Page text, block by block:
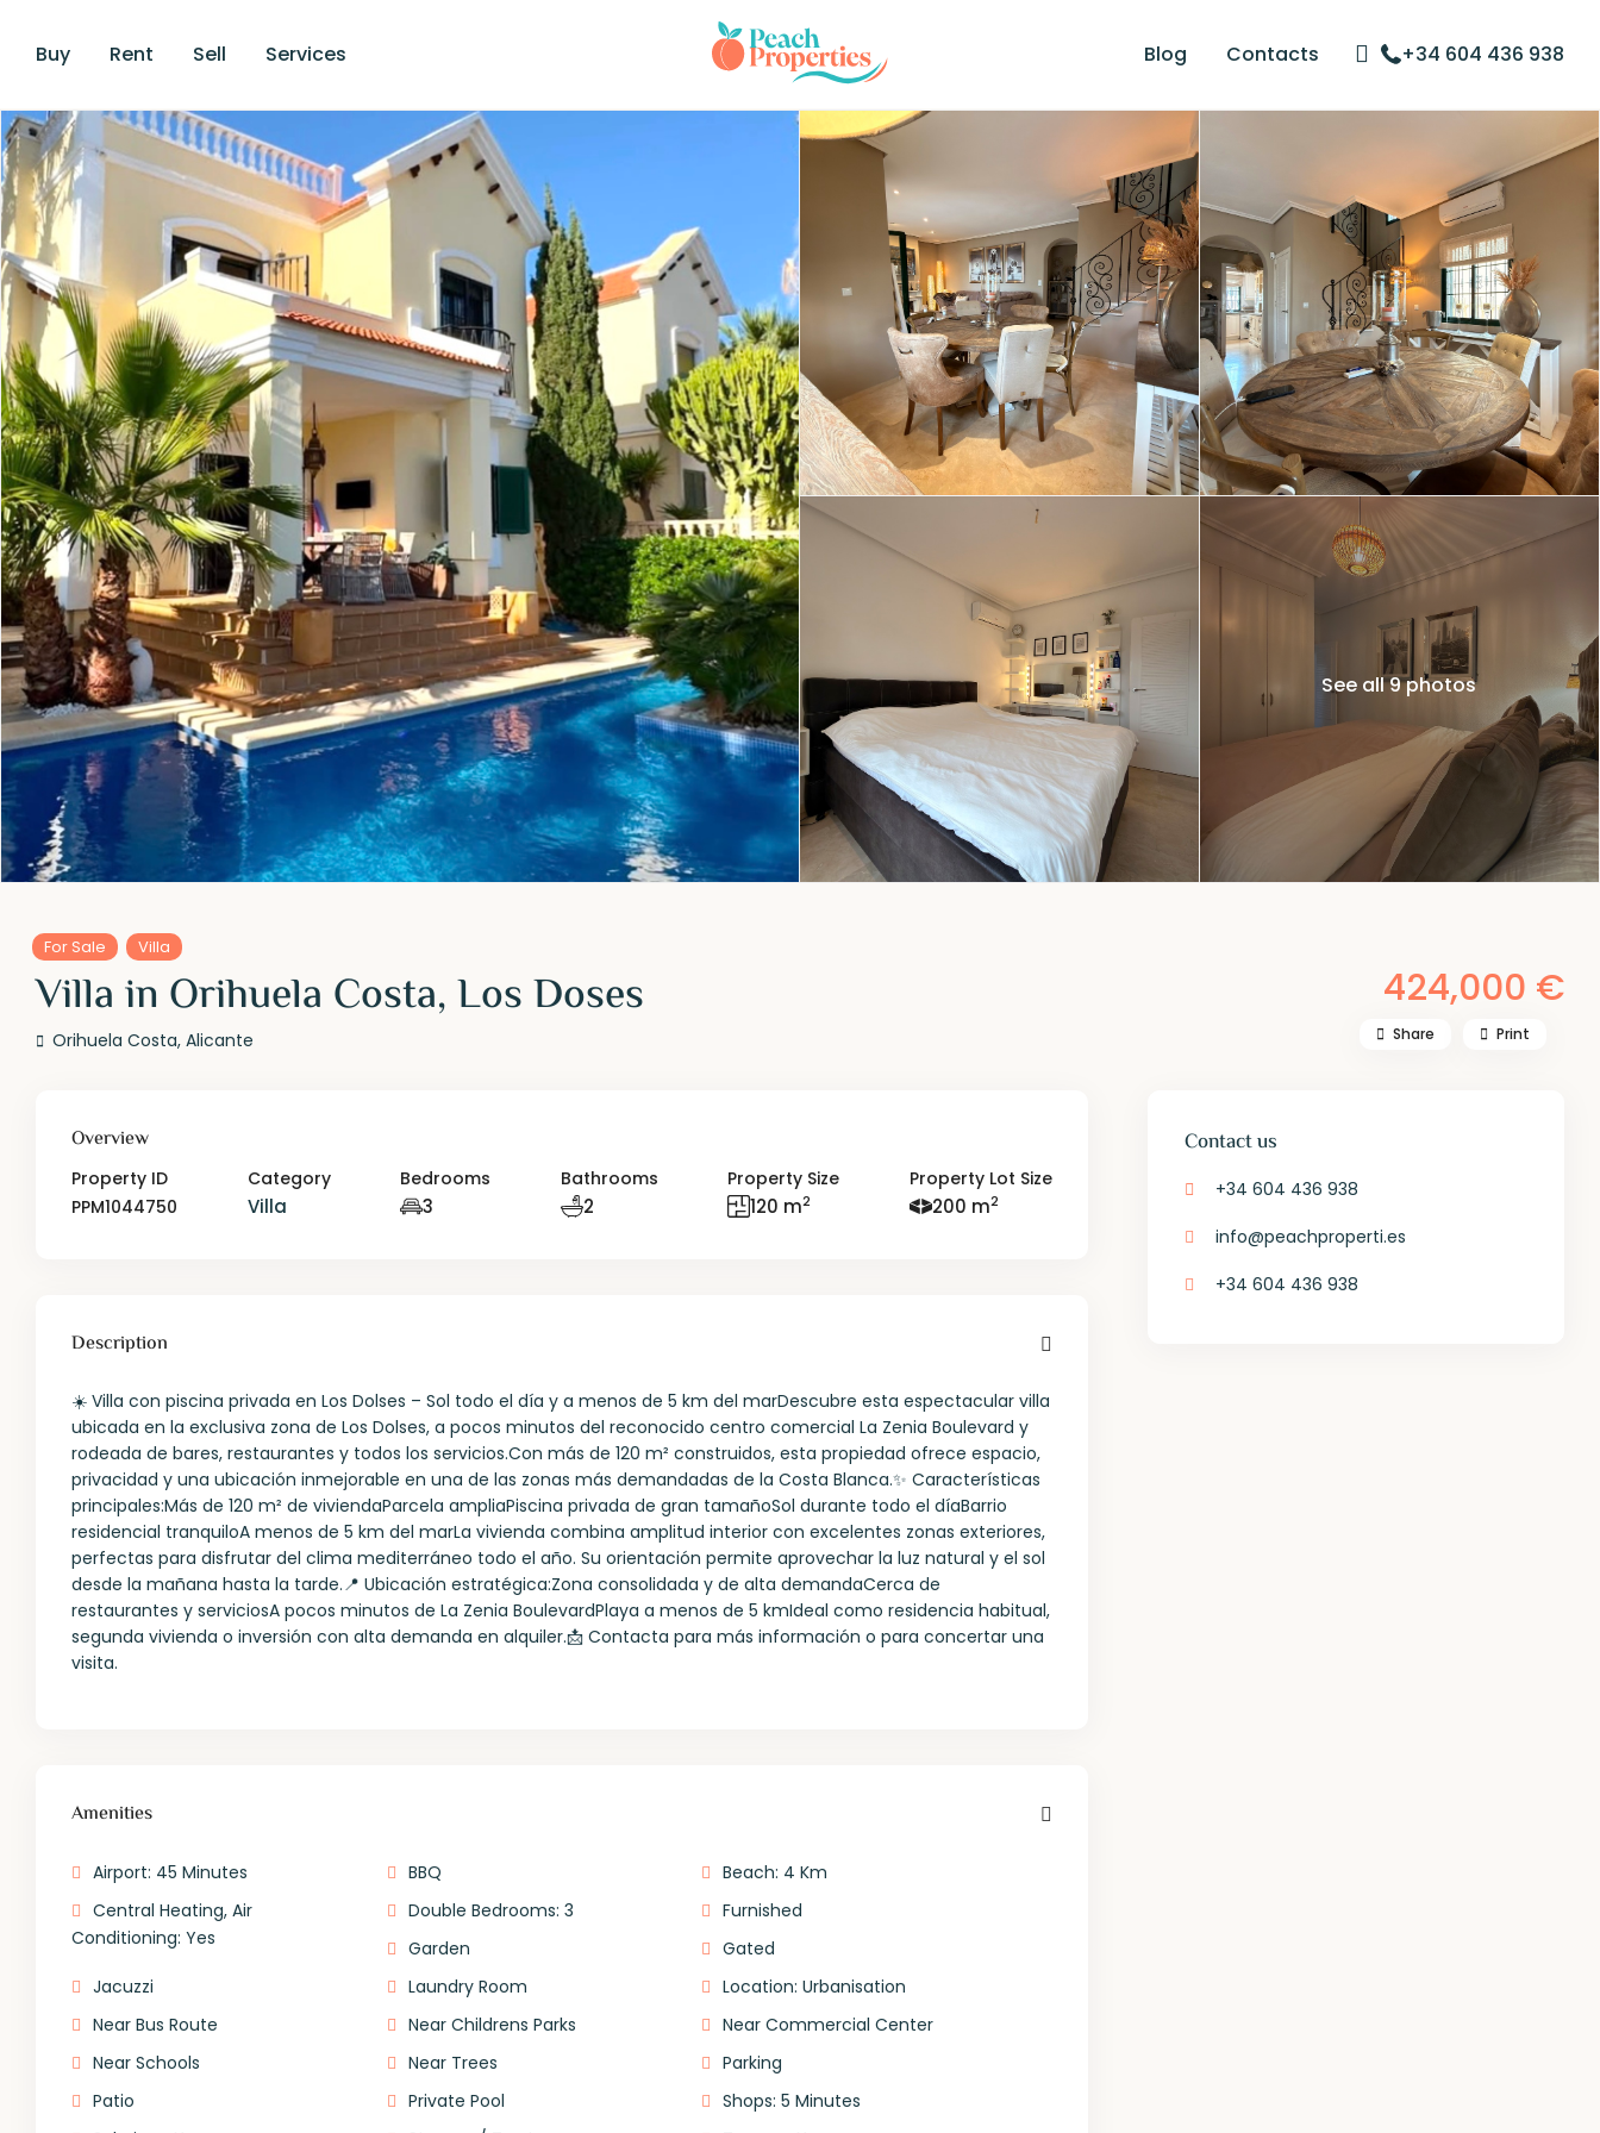
Buy Rent Sell Services Blog Contacts +34 604 436 938
See all 9 photos
For Sale Villa
Villa in Orihuela Costa, Los Doses 424,000 €
Orihuela Costa,Alicante Share Print
Overview
Property ID
PPM1044750
Category
Villa
Bedrooms
3
Bathrooms
2
Property Size
120 m2
Property Lot Size
200 m2
Description
☀️ Villa con piscina privada en Los Dolses – Sol todo el día y a menos de 5 km del marDescubre esta espectacular villa
ubicada en la exclusiva zona de Los Dolses, a pocos minutos del reconocido centro comercial La Zenia Boulevard y
rodeada de bares, restaurantes y todos los servicios.Con más de 120 m² construidos, esta propiedad ofrece espacio,
privacidad y una ubicación inmejorable en una de las zonas más demandadas de la Costa Blanca.✨ Características
principales:Más de 120 m² de viviendaParcela ampliaPiscina privada de gran tamañoSol durante todo el díaBarrio
residencial tranquiloA menos de 5 km del marLa vivienda combina amplitud interior con excelentes zonas exteriores,
perfectas para disfrutar del clima mediterráneo todo el año. Su orientación permite aprovechar la luz natural y el sol
desde la mañana hasta la tarde.📍 Ubicación estratégica:Zona consolidada y de alta demandaCerca de
restaurantes y serviciosA pocos minutos de La Zenia BoulevardPlaya a menos de 5 kmIdeal como residencia habitual,
segunda vivienda o inversión con alta demanda en alquiler.📩 Contacta para más información o para concertar una
visita.
Amenities
Airport: 45 Minutes BBQ
Beach: 4 Km
Central Heating, Air
Conditioning: Yes
Double Bedrooms: 3
Furnished
Garden
Gated
Jacuzzi
Laundry Room
Location: Urbanisation
Near Bus Route
Near Childrens Parks
Near Commercial Center
Near Schools
Near Trees
Parking
Patio
Private Pool
Shops: 5 Minutes
Contact us
+34 604 436 938
info@peachproperti.es
+34 604 436 938